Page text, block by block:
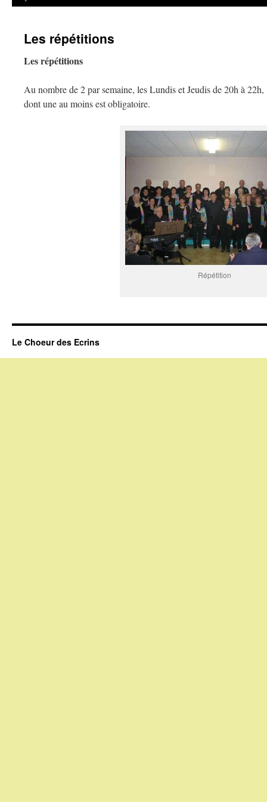
Les répétitions
Les répétitions
Au nombre de 2 par semaine, les Lundis et Jeudis de 20h à 22h,
dont une au moins est obligatoire.
Répétition
Le Choeur des Ecrins